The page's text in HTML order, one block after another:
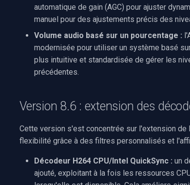
automatique de gain (AGC) pour ajuster
manuel pour des ajustements précis des
Volume audio basé sur un pourcentage :
modernisée pour utiliser un système basé
plus intuitive et standardisée de gérer les
précédentes.
Version 8.6 : extension des
Cette version s'est concentrée sur l'extension de
flexibilité grâce à des filtres personnalisés et
Décodeur H264 CPU/Intel QuickSync : un
ajouté, exploitant à la fois les ressources